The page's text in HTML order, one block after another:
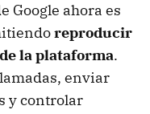
Google ahora es
reproducir
la plataforma.
enviar
y controlar